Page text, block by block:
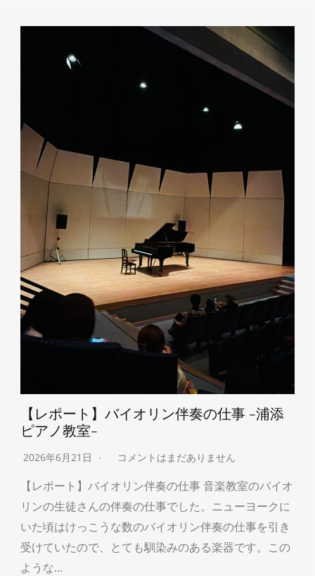
【レポート】バイオリン伴奏の仕事 -浦添
ピアノ教室-
2026年6月21日 コメントはまだありません
【レポート】バイオリン伴奏の仕事 音楽教室のバイオ
リンの生徒さんの伴奏の仕事でした。ニューヨークに
いた頃はけっこうな数のバイオリン伴奏の仕事を引き
受けていたので、とても馴染みのある楽器です。この
ような…